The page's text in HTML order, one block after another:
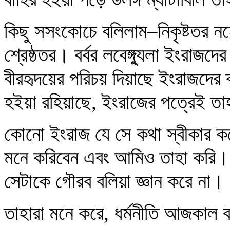
কিছু সসংকোচে বলিলাম–নিকৃষ্টতর
শ্রেষ্ঠতর। বর্বর লবেঙ্গ্যুলা
বীরহৃদয়ের পরিচয় দিয়াছে
হইয়া রহিয়াছে, ইংরাজের পত্রেই
কোনো ইংরাজ যে সে কথা স্বীকার
মনে করিবেন এবং আমিও তাহা
সেটাকে গৌরব বলিয়া জ্ঞান করে না।
তাহারা মনে করে, ধর্মনীতি